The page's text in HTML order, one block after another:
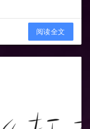
阅读全文